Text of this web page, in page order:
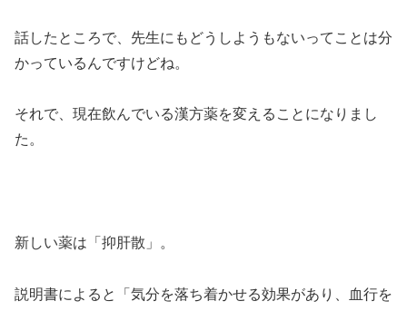
話したところで、先生にもどうしようもないってことは分
かっているんですけどね。
それで、現在飲んでいる漢方薬を変えることになりまし
た。
新しい薬は「抑肝散」。
説明書によると「気分を落ち着かせる効果があり、血行を